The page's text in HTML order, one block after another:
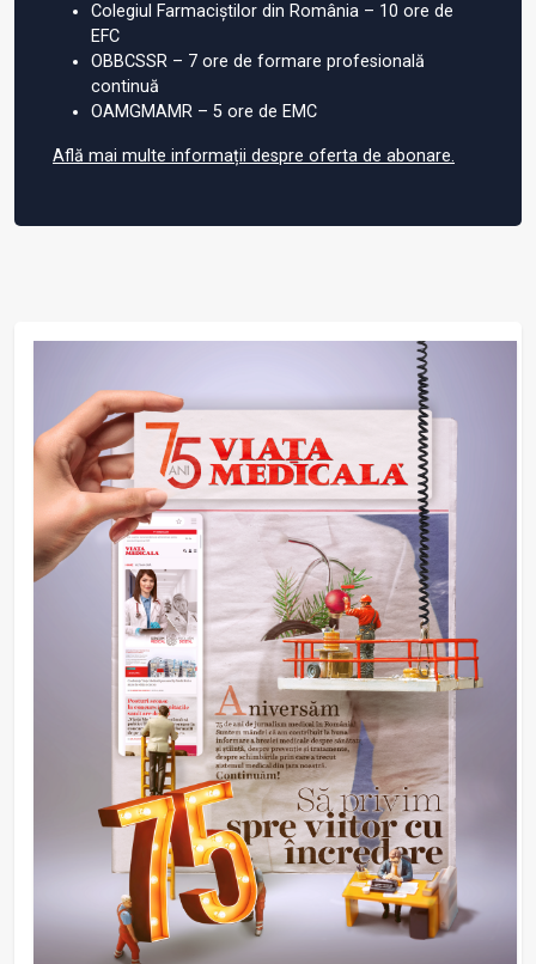
Colegiul Farmaciștilor din România – 10 ore de
EFC
OBBCSSR – 7 ore de formare profesională
continuă
OAMGMAMR – 5 ore de EMC
Află mai multe informații despre oferta de abonare.